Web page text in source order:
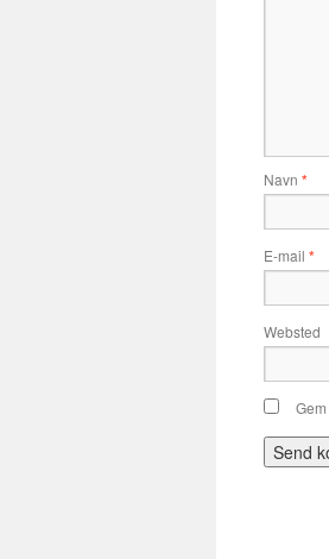
Navn *
E-mail *
Websted